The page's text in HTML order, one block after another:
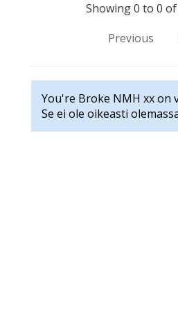
Showing 0 to 0
Previous
You're Broke NMH xx on
Se ei ole oikeasti